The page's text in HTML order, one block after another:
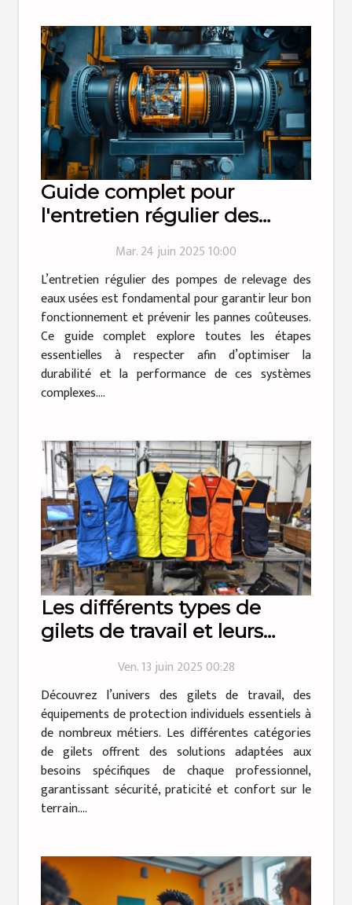
Guide complet pour
l'entretien régulier des
eaux uséesMar. 24 juin 2025 10:00
L’entretien régulier des pompes de relevage des
eaux usées est fondamental pour garantir leur bon
fonctionnement et prévenir les pannes coûteuses.
Ce guide complet explore toutes les étapes
essentielles à respecter afin d’optimiser la
durabilité et la performance de ces systèmes
complexes....
Les différents types de
gilets de travail et leurs
Ven. 13 juin 2025 00:28
Découvrez l’univers des gilets de travail, des
équipements de protection individuels essentiels à
de nombreux métiers. Les différentes catégories
de gilets offrent des solutions adaptées aux
besoins spécifiques de chaque professionnel,
garantissant sécurité, praticité et confort sur le
terrain....